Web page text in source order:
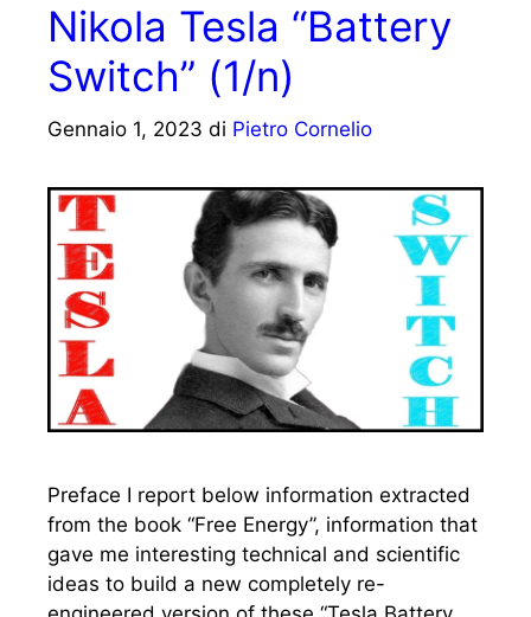
Nikola Tesla “Battery
Switch” (1/n)
Gennaio 1, 2023 di Pietro Cornelio
Preface I report below information extracted
from the book “Free Energy”, information that
gave me interesting technical and scientific
ideas to build a new completely re-